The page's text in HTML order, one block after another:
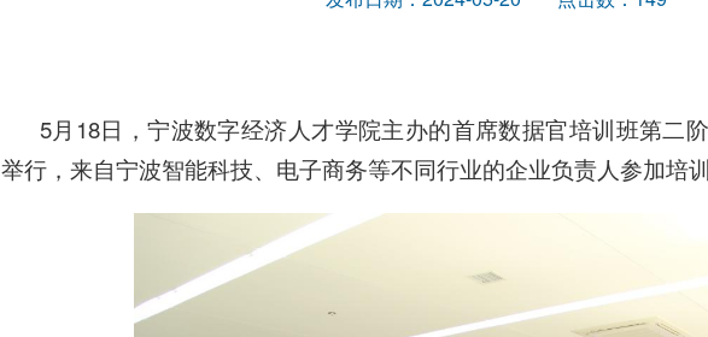
5月18日，宁波数字经济人才学院主办的首席数据官培训班第二
举行，来自宁波智能科技、电子商务等不同行业的企业负责人参加培训